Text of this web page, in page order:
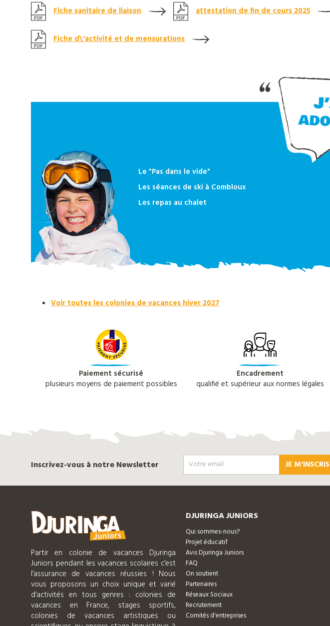
DjuringaFiche sanitaire de liaison
attestation de fin de cours 2025
Fiche d\'activité et de mensurations
Le "Pas dans le vide"
Les séances de ski à Combloux
Les repas au chalet
Voir toutes les colonies de vacances hiver 2027
Paiement sécurisé
plusieurs moyens de paiement possibles
Encadrement
qualifié et supérieur aux normes légales
Inscrivez-vous à notre Newsletter JE M'INSCRIS
Partir en colonie de vacances Djuringa
Juniors pendant les vacances scolaires c’est
l’assurance de vacances réussies ! Nous
vous proposons un choix unique et varié
d’activités en tous genres : colonies de
vacances en France, stages sportifs,
colonies de vacances artistiques ou
DJURINGA JUNIORS
Qui sommes-nous?
Projet éducatif
Avis Djuringa Juniors
FAQ
On soutient
Partenaires
Réseaux Sociaux
Recrutement
Comités d'entreprises